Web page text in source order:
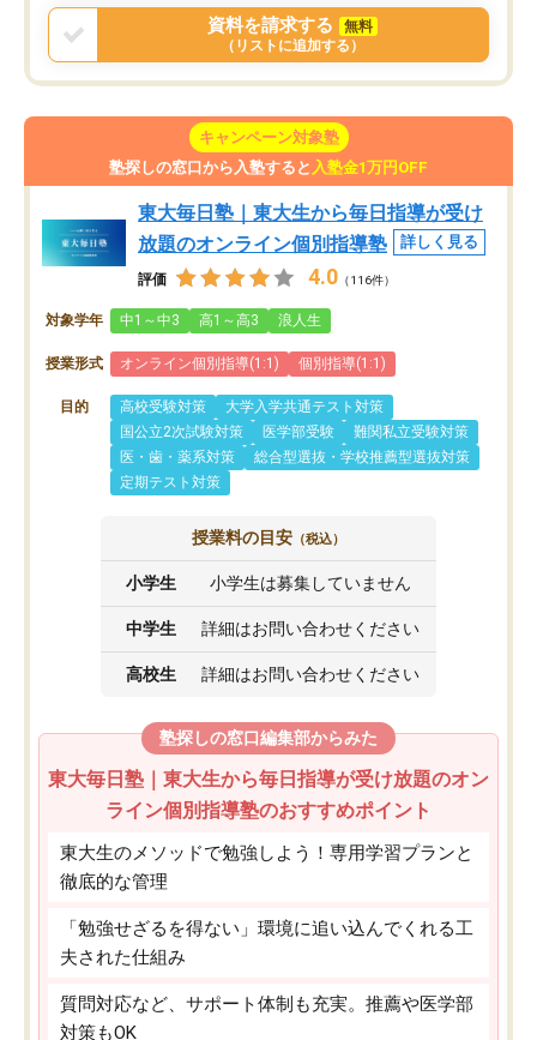
資料を請求する
無料
（リストに追加する）
キャンペーン対象塾
塾探しの窓口から入塾すると 入塾金1万円OFF
東大毎日塾｜東大生から毎日指導が受け
放題のオンライン個別指導塾
詳しく見る
評価 4.0 （116件）
対象学年 中1～中3 高1～高3 浪人生
授業形式 オンライン個別指導(1:1) 個別指導(1:1)
目的 高校受験対策
大学入学共通テスト対策
国公立2次試験対策
医学部受験
難関私立受験対策
医・歯・薬系対策
総合型選抜・学校推薦型選抜対策
定期テスト対策
授業料の目安 （税込）
小学生 小学生は募集していません
中学生 詳細はお問い合わせください
高校生 詳細はお問い合わせください
塾探しの窓口編集部からみた
東大毎日塾｜東大生から毎日指導が受け放題のオン
ライン個別指導塾のおすすめポイント
東大生のメソッドで勉強しよう！専用学習プランと
徹底的な管理
「勉強せざるを得ない」環境に追い込んでくれる工
夫された仕組み
質問対応など、サポート体制も充実。推薦や医学部
対策もOK